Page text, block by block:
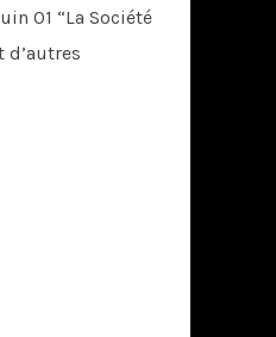
01 “La Société
d’autres